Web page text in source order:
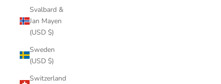
Svalbard &
Jan Mayen
(USD $)
Sweden
(USD $)
Switzerland